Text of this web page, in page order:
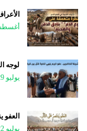
أغسطس 1,
لوجه
يوليو 29, 2026
يوليو 22, 2026